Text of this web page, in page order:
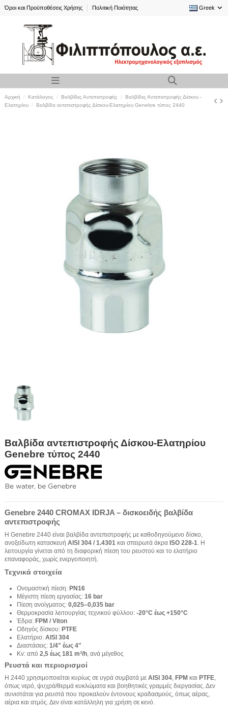
Όροι και Προϋποθέσεις Χρήσης Πολιτική Ποιότητας Greek
Αρχική Κατάλογος Βαλβίδες Αντεπιστροφής
Βαλβίδες Αντεπιστροφής Δίσκου -
Ελατηρίου
Βαλβίδα αντεπιστροφής Δίσκου-Ελατηρίου Genebre τύπος 2440
Βαλβίδα αντεπιστροφής Δίσκου-Ελατηρίου
Genebre τύπος 2440
Genebre 2440 CROMAX IDRJA – δισκοειδής βαλβίδα
αντεπιστροφής
Η Genebre 2440 είναι βαλβίδα αντεπιστροφής με καθοδηγούμενο δίσκο,
ανοξείδωτη κατασκευή AISI 304 / 1.4301 και σπειρωτά άκρα ISO 228-1. Η
λειτουργία γίνεται από τη διαφορική πίεση του ρευστού και το ελατήριο
επαναφοράς, χωρίς ενεργοποιητή.
Τεχνικά στοιχεία
Ονομαστική πίεση: PN16
Μέγιστη πίεση εργασίας: 16 bar
Πίεση ανοίγματος: 0,025–0,035 bar
Θερμοκρασία λειτουργίας τεχνικού φύλλου: -20°C έως +150°C
Έδρα: FPM / Viton
Οδηγός δίσκου: PTFE
Ελατήριο: AISI 304
Διαστάσεις: 1/4" έως 4"
Kv: από 2,5 έως 181 m³/h, ανά μέγεθος
Ρευστά και περιορισμοί
Η 2440 χρησιμοποιείται κυρίως σε υγρά συμβατά με AISI 304, FPM και PTFE,
όπως νερό, ψυχρά/θερμά κυκλώματα και βοηθητικές γραμμές διεργασίας. Δεν
συνιστάται για ρευστά που προκαλούν έντονους κραδασμούς, όπως αέρας,
αέρια και ατμός. Δεν είναι κατάλληλη για χρήση σε κενό.